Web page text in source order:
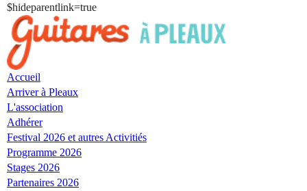
$hideparentlink=true
Skip
to
navigation
Skip
to
content
Accueil
Arriver à Pleaux
L'association
Adhérer
Festival 2026 et autres Activitiés
Programme 2026
Stages 2026
Partenaires 2026